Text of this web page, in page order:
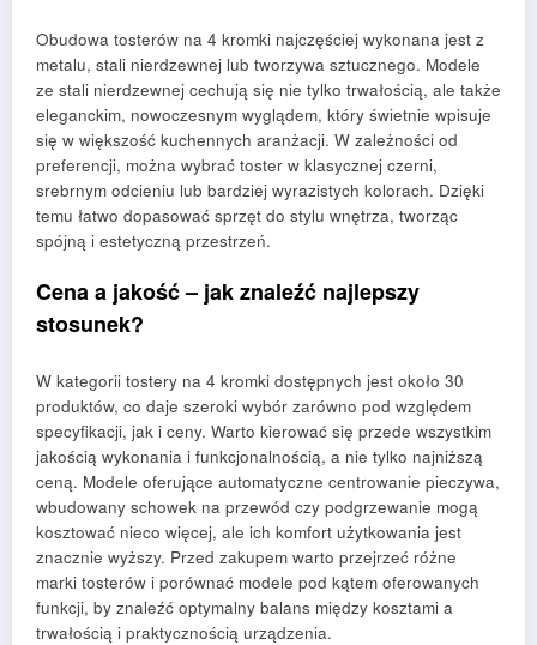
Obudowa tosterów na 4 kromki najczęściej wykonana jest z
metalu, stali nierdzewnej lub tworzywa sztucznego. Modele
ze stali nierdzewnej cechują się nie tylko trwałością, ale także
eleganckim, nowoczesnym wyglądem, który świetnie wpisuje
się w większość kuchennych aranżacji. W zależności od
preferencji, można wybrać toster w klasycznej czerni,
srebrnym odcieniu lub bardziej wyrazistych kolorach. Dzięki
temu łatwo dopasować sprzęt do stylu wnętrza, tworząc
spójną i estetyczną przestrzeń.
Cena a jakość – jak znaleźć najlepszy
stosunek?
W kategorii tostery na 4 kromki dostępnych jest około 30
produktów, co daje szeroki wybór zarówno pod względem
specyfikacji, jak i ceny. Warto kierować się przede wszystkim
jakością wykonania i funkcjonalnością, a nie tylko najniższą
ceną. Modele oferujące automatyczne centrowanie pieczywa,
wbudowany schowek na przewód czy podgrzewanie mogą
kosztować nieco więcej, ale ich komfort użytkowania jest
znacznie wyższy. Przed zakupem warto przejrzeć różne
marki tosterów i porównać modele pod kątem oferowanych
funkcji, by znaleźć optymalny balans między kosztami a
trwałością i praktycznością urządzenia.